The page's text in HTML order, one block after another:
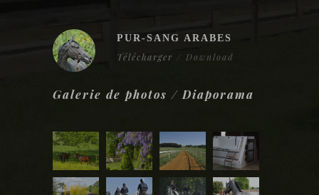
PUR-SANG ARABES
Télécharger / Download
Galerie de photos / Diaporama